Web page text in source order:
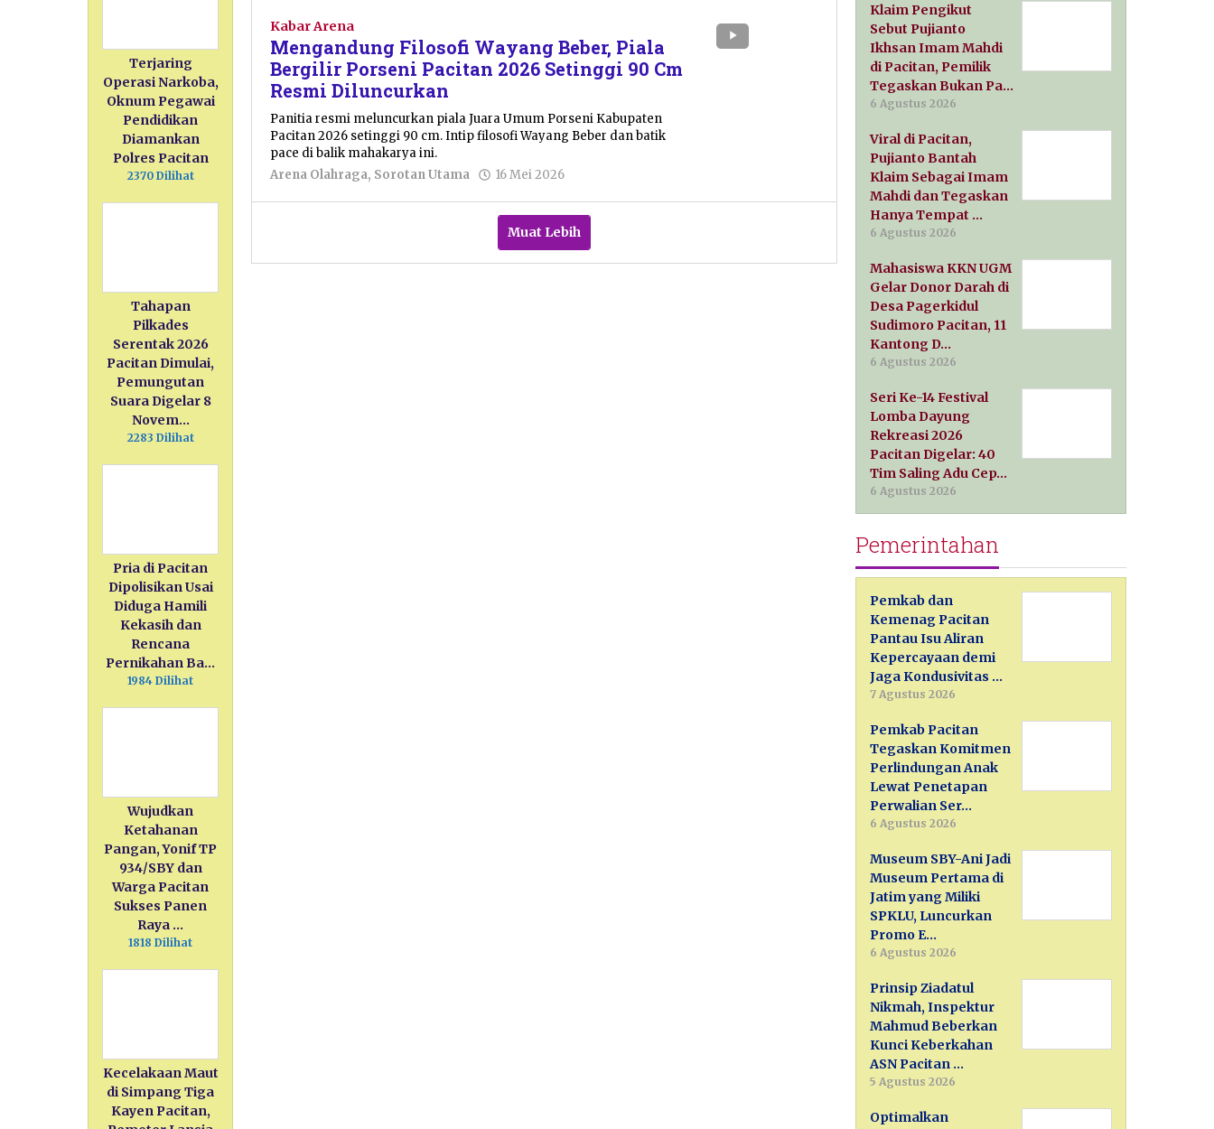
Terjaring
Operasi Narkoba,
Oknum Pegawai
Pendidikan
Diamankan
Polres Pacitan
2370 Dilihat
Tahapan
Pilkades
Serentak 2026
Pacitan Dimulai,
Pemungutan
Suara Digelar 8
Novem…
2283 Dilihat
Pria di Pacitan
Dipolisikan Usai
Diduga Hamili
Kekasih dan
Rencana
Pernikahan Ba…
1984 Dilihat
Wujudkan
Ketahanan
Pangan, Yonif TP
934/SBY dan
Warga Pacitan
Sukses Panen
Raya …
1818 Dilihat
Kecelakaan Maut
di Simpang Tiga
Kayen Pacitan,
Kabar Arena
Mengandung Filosofi Wayang Beber, Piala
Bergilir Porseni Pacitan 2026 Setinggi 90 Cm
Resmi Diluncurkan
Panitia resmi meluncurkan piala Juara Umum Porseni Kabupaten
Pacitan 2026 setinggi 90 cm. Intip filosofi Wayang Beber dan batik
pace di balik mahakarya ini.
Arena Olahraga, Sorotan Utama 16 Mei 2026
Shalahuddin
Muat Lebih
Klaim Pengikut
Sebut Pujianto
Ikhsan Imam Mahdi
di Pacitan, Pemilik
Tegaskan Bukan Pa…
6 Agustus 2026
Viral di Pacitan,
Pujianto Bantah
Klaim Sebagai Imam
Mahdi dan Tegaskan
Hanya Tempat …
6 Agustus 2026
Mahasiswa KKN UGM
Gelar Donor Darah di
Desa Pagerkidul
Sudimoro Pacitan, 11
Kantong D…
6 Agustus 2026
Seri Ke-14 Festival
Lomba Dayung
Rekreasi 2026
Pacitan Digelar: 40
Tim Saling Adu Cep…
6 Agustus 2026
Pemerintahan
Pemkab dan
Kemenag Pacitan
Pantau Isu Aliran
Kepercayaan demi
Jaga Kondusivitas …
7 Agustus 2026
Pemkab Pacitan
Tegaskan Komitmen
Perlindungan Anak
Lewat Penetapan
Perwalian Ser…
6 Agustus 2026
Museum SBY-Ani Jadi
Museum Pertama di
Jatim yang Miliki
SPKLU, Luncurkan
Promo E…
6 Agustus 2026
Prinsip Ziadatul
Nikmah, Inspektur
Mahmud Beberkan
Kunci Keberkahan
ASN Pacitan …
5 Agustus 2026
Optimalkan